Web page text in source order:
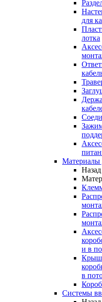
для
лотка
Материалы
Назад
и в
в
Системы